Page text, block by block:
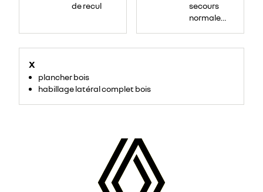
de recul
secours
normale
X
plancher bois
habillage latéral complet bois